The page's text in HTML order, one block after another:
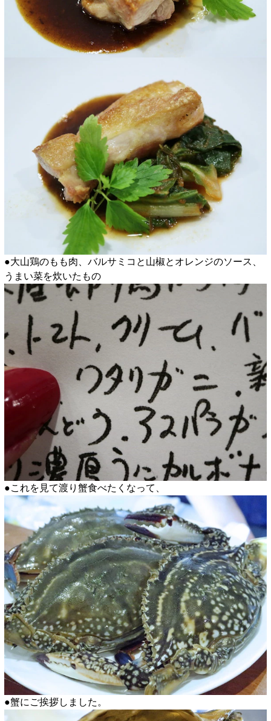
●大山鶏のもも肉、バルサミコと山椒とオレンジのソース、
うまい菜を炊いたもの
●これを見て渡り蟹食べたくなって、
●蟹にご挨拶しました。